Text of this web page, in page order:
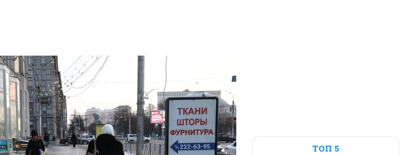
ТОП 5